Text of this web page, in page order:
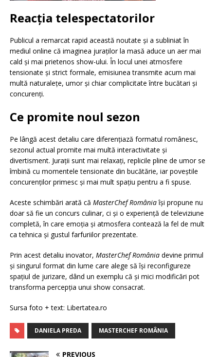
Reacția telespectatorilor
Publicul a remarcat rapid această noutate și a subliniat în
mediul online că imaginea juraților la masă aduce un aer mai
cald și mai prietenos show-ului. În locul unei atmosfere
tensionate și strict formale, emisiunea transmite acum mai
multă naturalețe, umor și chiar complicitate între bucătari și
concurenți.
Ce promite noul sezon
Pe lângă acest detaliu care diferențiază formatul românesc,
sezonul actual promite mai multă interactivitate și
divertisment. Jurații sunt mai relaxați, replicile pline de umor se
îmbină cu momentele tensionate din bucătărie, iar poveștile
concurenților primesc și mai mult spațiu pentru a fi spuse.
Aceste schimbări arată că MasterChef Româniaîși propune nu
doar să fie un concurs culinar, ci și o experiență de televiziune
completă, în care emoția și atmosfera contează la fel de mult
ca tehnica și gustul farfuriilor prezentate.
Prin acest detaliu inovator, MasterChef România devine primul
și singurul format din lume care alege să își reconfigureze
spațiul de jurizare, dând un exemplu că și mici modificări pot
transforma percepția unui show consacrat.
Sursa foto + text: Libertatea.ro
DANIELA PREDA MASTERCHEF ROMÂNIA
PREVIOUS